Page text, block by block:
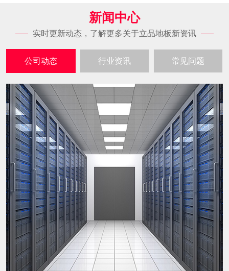
新闻中心
实时更新动态，了解更多关于立品地板新资讯
公司动态 行业资讯 常见问题